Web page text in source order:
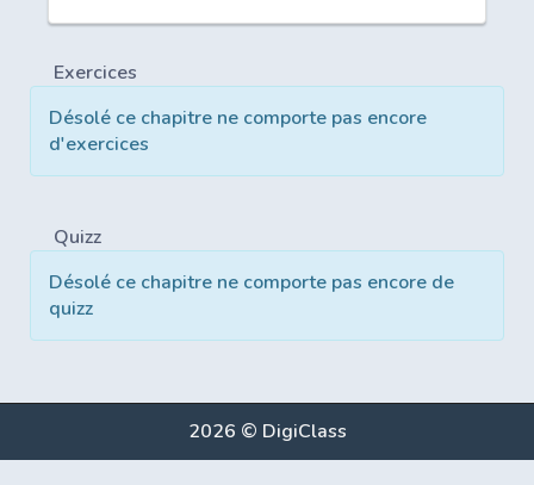
Exercices
Désolé ce chapitre ne comporte pas encore
d'exercices
Quizz
Désolé ce chapitre ne comporte pas encore de
quizz
2026 © DigiClass